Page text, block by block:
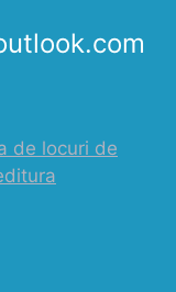
de locuri de